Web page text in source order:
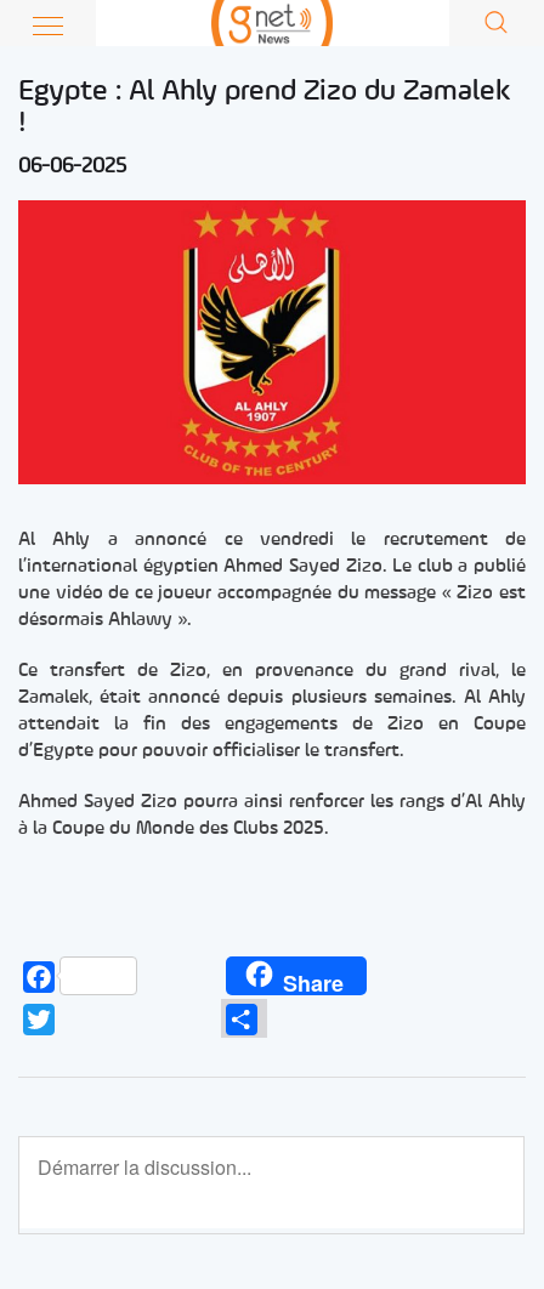
Egypte : Al Ahly prend Zizo du Zamalek
!
06-06-2025
Al Ahly a annoncé ce vendredi le recrutement de
l’international égyptien Ahmed Sayed Zizo. Le club a publié
une vidéo de ce joueur accompagnée du message « Zizo est
désormais Ahlawy ».
Ce transfert de Zizo, en provenance du grand rival, le
Zamalek, était annoncé depuis plusieurs semaines. Al Ahly
attendait la fin des engagements de Zizo en Coupe
d’Egypte pour pouvoir officialiser le transfert.
Ahmed Sayed Zizo pourra ainsi renforcer les rangs d’Al Ahly
à la Coupe du Monde des Clubs 2025.
Facebook Share
Partager